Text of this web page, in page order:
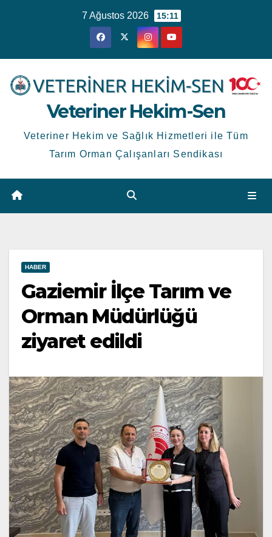
7 Ağustos 2026 15:11
Veteriner Hekim-Sen
Veteriner Hekim ve Sağlık Hizmetleri ile Tüm
Tarım Orman Çalışanları Sendikası
HABER
Gaziemir İlçe Tarım ve
Orman Müdürlüğü
ziyaret edildi